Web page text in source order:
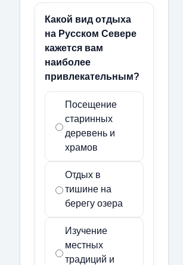
Какой вид отдыха
на Русском Севере
кажется вам
наиболее
привлекательным?
Посещение
старинных
деревень и
храмов
Отдых в
тишине на
берегу озера
Изучение
местных
традиций и